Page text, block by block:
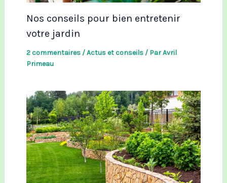
Nos conseils pour bien entretenir
votre jardin
2 commentaires /Actus et conseils/ ParAvril
Primeau